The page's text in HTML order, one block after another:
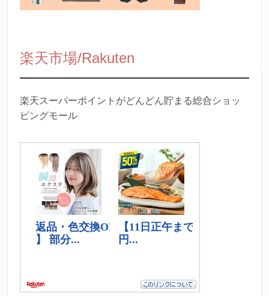
楽天市場/Rakuten
楽天スーパーポイントがどんどん貯まる総合ショッ
ピングモール